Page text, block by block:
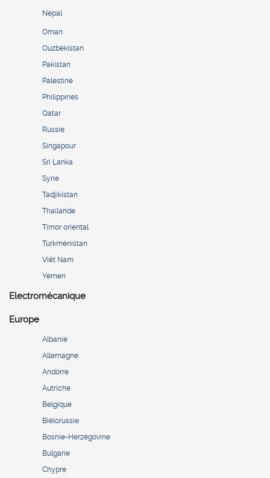
Népal
Oman
Ouzbékistan
Pakistan
Palestine
Philippines
Qatar
Russie
Singapour
Sri Lanka
Syrie
Tadjikistan
Thaïlande
Timor oriental
Turkménistan
Viêt Nam
Yémen
Electromécanique
Europe
Albanie
Allemagne
Andorre
Autriche
Belgique
Biélorussie
Bosnie-Herzégovine
Bulgarie
Chypre